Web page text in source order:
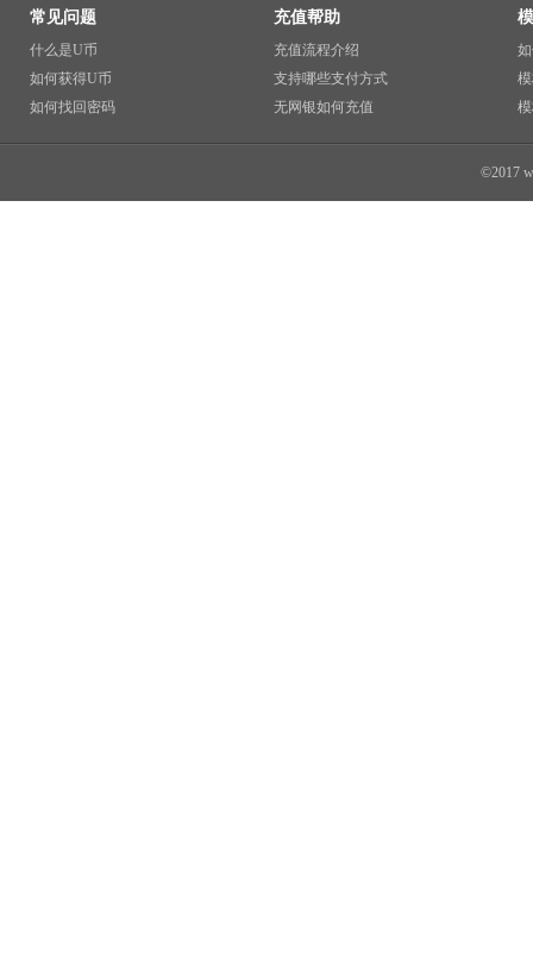
常见问题
什么是U币
如何获得U币
如何找回密码
充值帮助
充值流程介绍
支持哪些支付方式
无网银如何充值
©2017